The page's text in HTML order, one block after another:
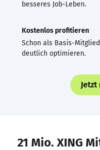
besseres Job-Leben.
Kostenlos profitieren
Schon als Basis-
deutlich optimieren.
21 Mio. XING